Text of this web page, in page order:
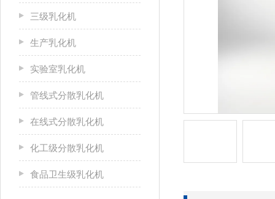
三级乳化机
生产乳化机
实验室乳化机
管线式分散乳化机
在线式分散乳化机
化工级分散乳化机
食品卫生级乳化机